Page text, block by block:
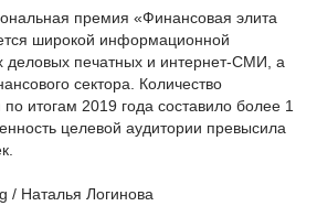
премия «Финансовая элита
широкой информационной
деловых печатных и интернет-СМИ, а
сектора. Количество
итогам 2019 года составило более 1
целевой аудитории превысила
/ Наталья Логинова